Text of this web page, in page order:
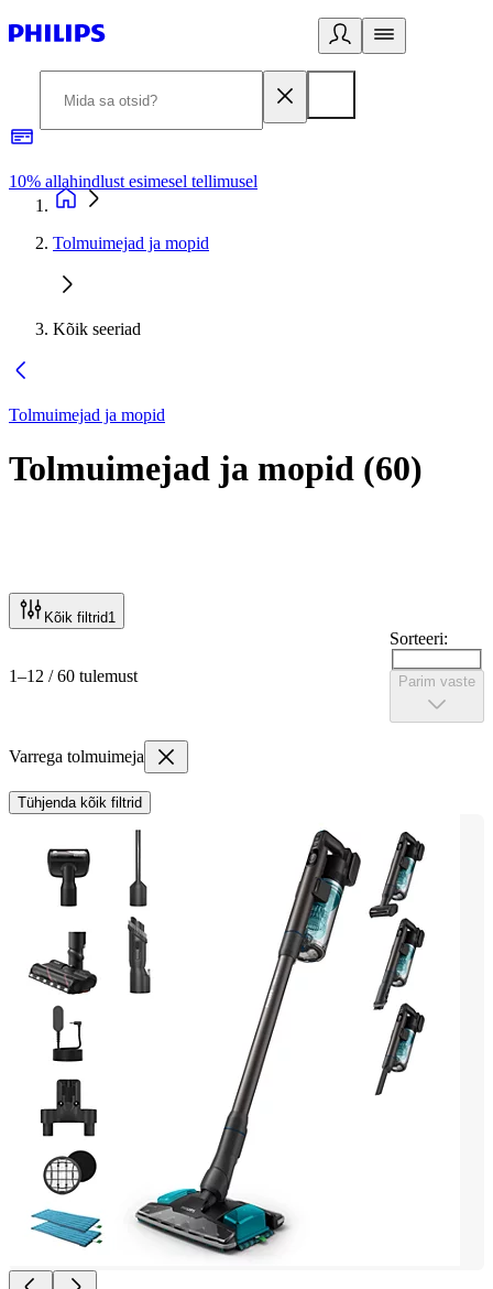
10% allahindlust esimesel tellimusel
Tolmuimejad ja mopid
Kõik seeriad
Tolmuimejad ja mopid
Tolmuimejad ja mopid (60)
Kõik filtrid1
1–12 / 60 tulemust
Sorteeri:
Parim vaste
Varrega tolmuimeja
Tühjenda kõik filtrid